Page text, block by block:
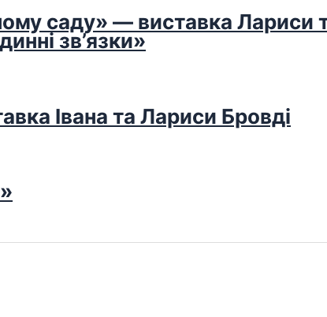
саду» — виставка Лариси
зв’язки»
Івана та Лариси Бровді